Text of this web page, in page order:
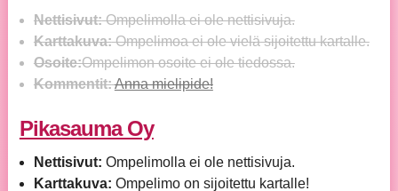
Nettisivut:Ompelimolla ei ole nettisivuja.
Karttakuva:Ompelimoa ei ole vielä sijoitettu kartalle.
Osoite:Ompelimon osoite ei ole tiedossa.
Kommentit:Anna mielipide!
Pikasauma Oy
Nettisivut: Ompelimolla ei ole nettisivuja.
Karttakuva: Ompelimo on sijoitettu kartalle!